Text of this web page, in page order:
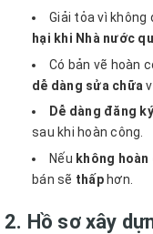
Giải tỏa vì không
hại khi Nhà nước
Có bản vẽ hoàn
dễ dàng sửa chữa
Dễ dàng đăng
sau khi hoàn công.
Nếu không hoàn
bán sẽ thấphơn.
2. Hồ sơ xây